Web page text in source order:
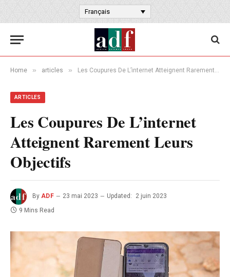
Français
Home » articles » Les Coupures De L’internet Atteignent Rarement Leurs Objectifs
ARTICLES
Les Coupures De L’internet
Atteignent Rarement Leurs
Objectifs
By ADF 23 mai 2023 Updated:
2 juin 2023
9 Mins Read